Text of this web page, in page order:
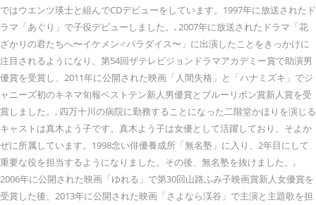
ではウエンツ瑛士と組んでCDデビューをしています。1997年に放送されたド
ラマ「あぐり」で子役デビューしました。, 2007年に放送されたドラマ「花
ざかりの君たちへ〜イケメン♂パラダイス〜」に出演したことをきっかけに
注目されるようになり、第54回ザテレビジョンドラマアカデミー賞で助演男
優賞を受賞し、2011年に公開された映画「人間失格」と「ハナミズキ」でジ
ャニーズ初のキネマ旬報ベストテン新人男優賞とブルーリボン賞新人賞を受
賞しました。, 四万十川の病院に勤務することになった二階堂かほりを演じる
キャストは真木よう子です。真木よう子は女優として活躍しており、そよか
ぜに所属しています。1998念い俳優養成所「無名塾」に入り、2年目にして
重要な役を担当するようになりました。その後、無名塾を抜けました。,
2006年に公開された映画「ゆれる」で第30回山路ふみ子映画賞新人女優賞を
受賞した後、2013年に公開された映画「さよなら渓谷」で主演と主題歌を担